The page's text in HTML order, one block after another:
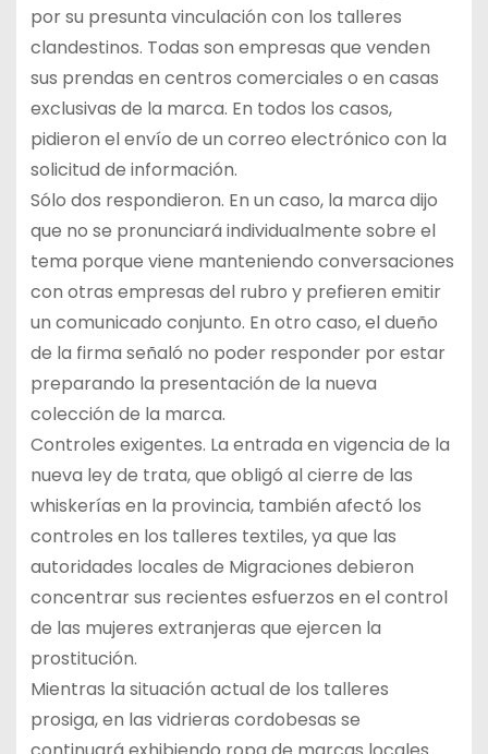
por su presunta vinculación con los talleres
clandestinos. Todas son empresas que venden
sus prendas en centros comerciales o en casas
exclusivas de la marca. En todos los casos,
pidieron el envío de un correo electrónico con la
solicitud de información.
Sólo dos respondieron. En un caso, la marca dijo
que no se pronunciará individualmente sobre el
tema porque viene manteniendo conversaciones
con otras empresas del rubro y prefieren emitir
un comunicado conjunto. En otro caso, el dueño
de la firma señaló no poder responder por estar
preparando la presentación de la nueva
colección de la marca.
Controles exigentes. La entrada en vigencia de la
nueva ley de trata, que obligó al cierre de las
whiskerías en la provincia, también afectó los
controles en los talleres textiles, ya que las
autoridades locales de Migraciones debieron
concentrar sus recientes esfuerzos en el control
de las mujeres extranjeras que ejercen la
prostitución.
Mientras la situación actual de los talleres
prosiga, en las vidrieras cordobesas se